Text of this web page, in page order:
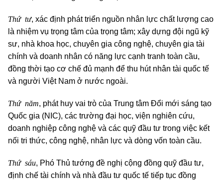
Thứ tư, xác định phát triển nguồn nhân lực chất lượng cao
là nhiệm vụ trọng tâm của trọng tâm; xây dựng đội ngũ kỹ
sư, nhà khoa học, chuyên gia công nghệ, chuyên gia tài
chính và doanh nhân có năng lực cạnh tranh toàn cầu,
đồng thời tạo cơ chế đủ mạnh để thu hút nhân tài quốc tế
và người Việt Nam ở nước ngoài.
Thứ năm, phát huy vai trò của Trung tâm Đổi mới sáng tạo
Quốc gia (NIC), các trường đại học, viện nghiên cứu,
doanh nghiệp công nghệ và các quỹ đầu tư trong việc kết
nối tri thức, công nghệ, nhân lực và dòng vốn toàn cầu.
Thứ sáu, Phó Thủ tướng đề nghị cộng đồng quỹ đầu tư,
định chế tài chính và nhà đầu tư quốc tế tiếp tục đồng